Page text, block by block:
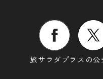
旅サラダプラスの公